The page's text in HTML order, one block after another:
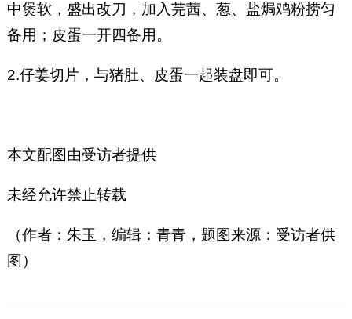
中煲软，盛出改刀，加入芫茜、葱、盐焗鸡粉捞匀
备用；皮蛋一开四备用。
2.仔姜切片，与猪肚、皮蛋一起装盘即可。
本文配图由受访者提供
未经允许禁止转载
（作者：朱玉，编辑：青青，题图来源：受访者供
图）